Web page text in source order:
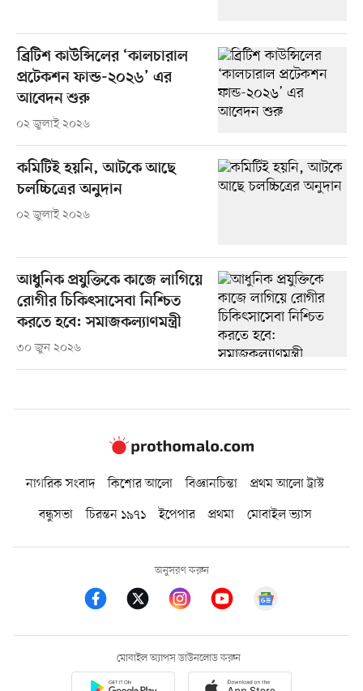
ব্রিটিশ কাউন্সিলের ‘কালচারাল
প্রটেকশন ফান্ড-২০২৬’ এর
আবেদন শুরু
০২ জুলাই ২০২৬
কমিটিই হয়নি, আটকে আছে
চলচ্চিত্রের অনুদান
০২ জুলাই ২০২৬
আধুনিক প্রযুক্তিকে কাজে লাগিয়ে
রোগীর চিকিৎসাসেবা নিশ্চিত
করতে হবে: সমাজকল্যাণমন্ত্রী
৩০ জুন ২০২৬
নাগরিক সংবাদ কিশোর আলো বিজ্ঞানচিন্তা
প্রথম আলো ট্রাস্ট
বন্ধুসভা
চিরন্তন ১৯৭১ ইপেপার প্রথমা মোবাইল ভ্যাস
অনুসরণ করুন
মোবাইল অ্যাপস ডাউনলোড করুন